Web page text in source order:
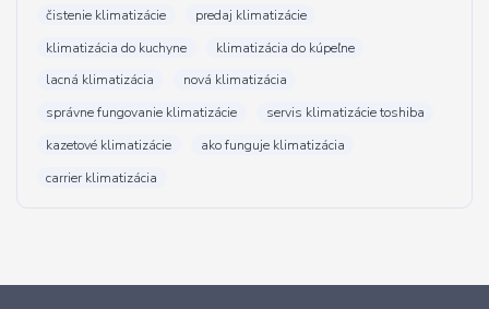
čistenie klimatizácie
predaj klimatizácie
klimatizácia do kuchyne
klimatizácia do kúpeľne
lacná klimatizácia
nová klimatizácia
správne fungovanie klimatizácie
servis klimatizácie toshiba
kazetové klimatizácie
ako funguje klimatizácia
carrier klimatizácia